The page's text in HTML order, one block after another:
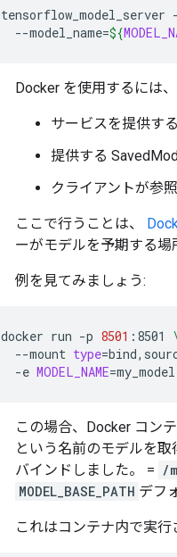
tensorflow_model_server
--model_name=${
Docker を使用するには
サービスを提供す
提供する
クライアントが参
ここで行うことは、
ーがモデルを予期する場
例を見てみましょう:
docker run -p 8501 :8501
--mount type=
-e MODEL_NAME=my_model
この場合、Docker コン
という名前のモデルを
バインドしました。 = /
MODEL_BASE_PATH デフ
これはコンテナ内で実行